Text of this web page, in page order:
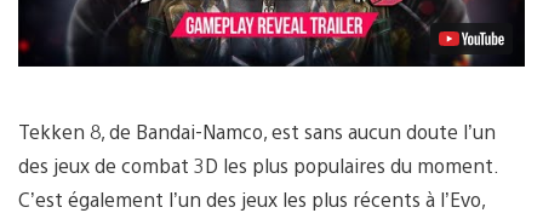
Tekken 8, de Bandai-Namco, est sans aucun doute l’un
des jeux de combat 3D les plus populaires du moment.
C’est également l’un des jeux les plus récents à l’Evo,